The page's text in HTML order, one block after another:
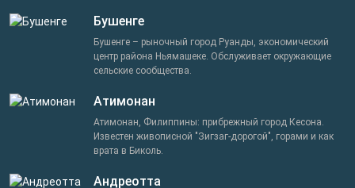
Бушенге
Бушенге – рыночный город Руанды, экономический
центр района Ньямашеке. Обслуживает окружающие
сельские сообщества.
Атимонан
Атимонан, Филиппины: прибрежный город Кесона.
Известен живописной "Зигзаг-дорогой", горами и как
врата в Биколь.
Андреотта